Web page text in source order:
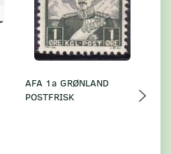
AFA 1a GRØNLAND
POSTFRISK